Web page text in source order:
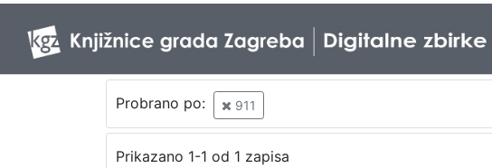
Probrano po: 911
Prikazano 1-1 od 1 zapisa